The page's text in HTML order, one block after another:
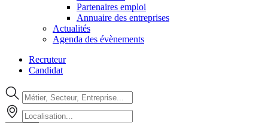
Partenaires emploi
Annuaire des entreprises
Actualités
Agenda des évènements
Recruteur
Candidat